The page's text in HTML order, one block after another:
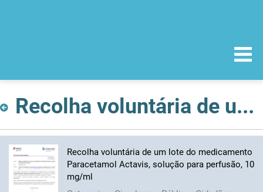
Recolha voluntária de um lote do medicamento Paracetamol Actavis, solução para perfusão, 10 mg/ml
Recolha voluntária de um lote do medicamento
Paracetamol Actavis, solução para perfusão, 10
mg/ml